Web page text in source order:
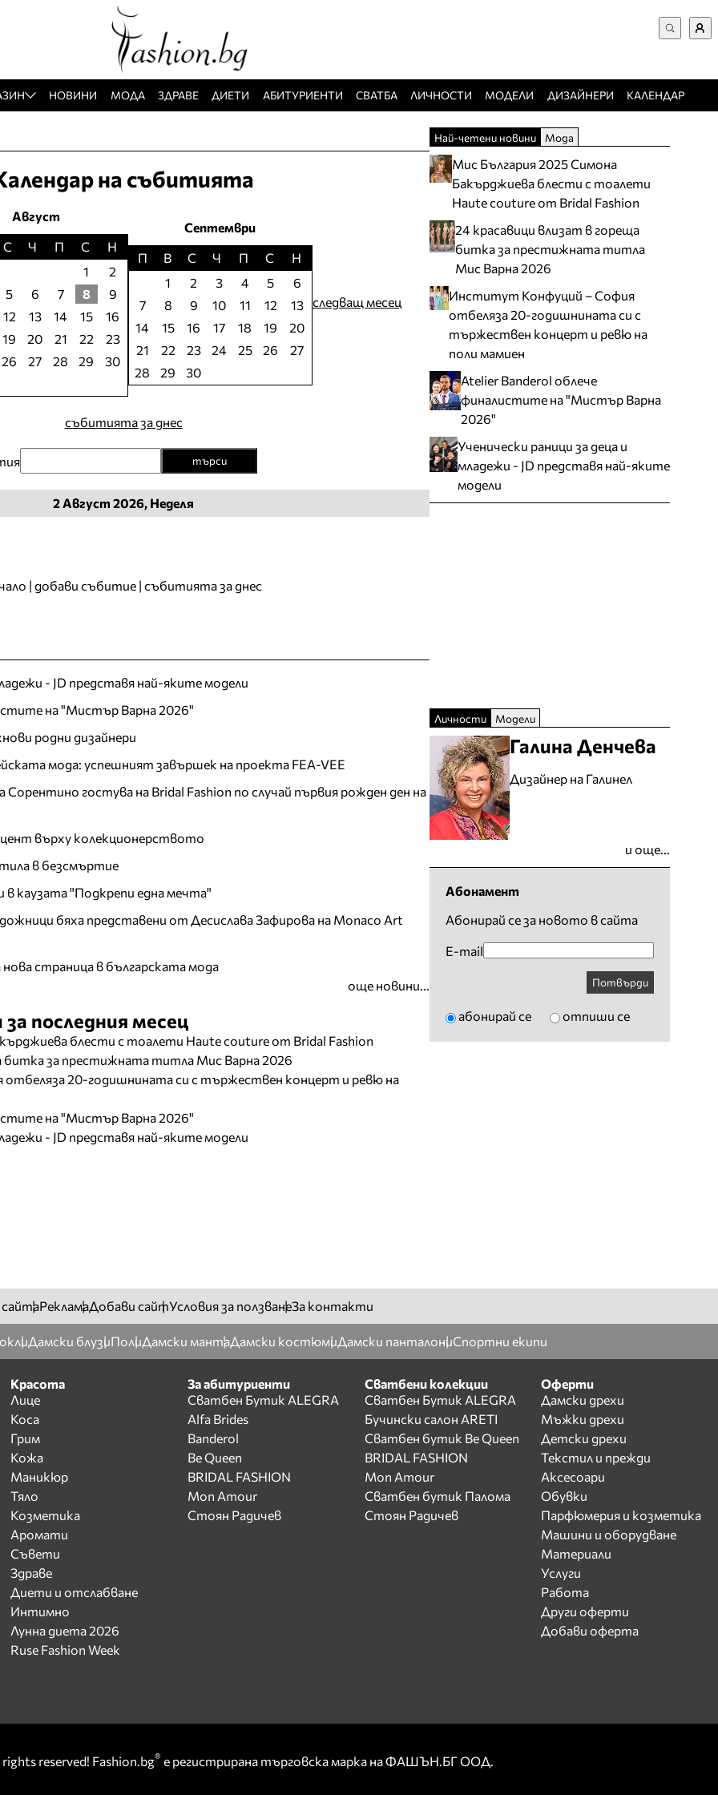
Забравена парола
Регистрация
Добавяне на фирма
Защо да се регистрирам
НОВИНИ МОДА ЗДРАВЕ ДИЕТИ АБИТУРИЕНТИ СВАТБА ЛИЧНОСТИ МОДЕЛИ ДИЗАЙНЕРИ КАЛЕНДАР
на събитията
Август
С Ч П С
Н
1
2
5 6 7 8
9
12 13 14 15
16
19 20 21 22
23
26 27 28 29
30
Септември
П
В С Ч П С
Н
1
2 3 4 5
6
7
8 9 10 11 12
13
14
15 16 17 18 19
20
21
22 23 24 25 26
27
28
29 30
следващ месец
събитията за днес
търси
2Август 2026, Неделя
| добави събитие | събитията за днес
- JD представя най-яките модели
на "Мистър Варна 2026"
родни дизайнери
мода: успешният завършек на проекта FEA-VEE
гостува на Bridal Fashion по случай първия рожден ден на
върху колекционерството
в безсмъртие
в каузата "Подкрепи една мечта"
бяха представени от Десислава Зафирова на Monaco Art
страница в българската мода
още новини...
последния месец
блести с тоалети Haute couture от Bridal Fashion
битка за престижната титла Мис Варна 2026
20-годишнината си с тържествен концерт и ревю на
на "Мистър Варна 2026"
- JD представя най-яките модели
Най-четени новини Мода
Мис България 2025 Симона
Бакърджиева блести с тоалети
Haute couture от Bridal Fashion
24 красавици влизат в гореща
битка за престижната титла
Мис Варна 2026
Институт Конфуций – София
отбеляза 20-годишнината си с
тържествен концерт и ревю на
поли мамиен
Atelier Banderol облече
финалистите на "Мистър Варна
2026"
Ученически раници за деца и
младежи - JD представя най-яките
модели
Личности Модели
Галина Денчева
Дизайнер на Галинел
и още...
Абонамент
Абонирай се за новото в сайта
E-mail
Потвърди
абонирай се отпиши се
сайтаРекламаДобави сайтУсловия за ползванеЗа контакти
Дамски блузиПолиДамски мантаДамски костюмиДамски панталониСпортни екипи
Красота
Лице
Коса
Грим
Кожа
Маникюр
Тяло
Козметика
Аромати
Съвети
Здраве
Диети и отслабване
Интимно
Лунна диета 2026
Ruse Fashion Week
За абитуриенти
Сватбен Бутик ALEGRA
Alfa Brides
Banderol
Be Queen
BRIDAL FASHION
Mon Amour
Стоян Радичев
Сватбени колекции
Сватбен Бутик ALEGRA
Бучински салон ARETI
Сватбен бутик Be Queen
BRIDAL FASHION
Mon Amour
Сватбен бутик Палома
Стоян Радичев
Оферти
Дамски дрехи
Мъжки дрехи
Детски дрехи
Текстил и прежди
Аксесоари
Обувки
Парфюмерия и козметика
Машини и оборудване
Материали
Услуги
Работа
Други оферти
Добави оферта
reserved! Fashion.bg® е регистрирана търговска марка на ФАШЪН.БГ ООД.